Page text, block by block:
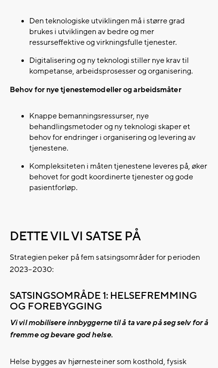
Den teknologiske utviklingen må i større grad
brukes i utviklingen av bedre og mer
ressurseffektive og virkningsfulle tjenester.​
Digitalisering og ny teknologi stiller nye krav til
kompetanse, arbeidsprosesser og organisering.​
Behov for nye tjenestemodeller og arbeidsmåter
Knappe bemanningsressurser, nye
behandlingsmetoder og ny teknologi skaper et
behov for endringer i organisering og levering av
tjenestene.​
Kompleksiteten i måten tjenestene leveres på, øker
behovet for godt koordinerte tjenester og gode
pasientforløp.
DETTE VIL VI SATSE PÅ
Strategien peker på fem satsingsområder for perioden
2023–2030:
SATSINGSOMRÅDE 1: HELSEFREMMING
OG FOREBYGGING
Vi vil mobilisere innbyggerne til å ta vare på seg selv for å
fremme og bevare god helse.
Helse bygges av hjørnesteiner som kosthold, fysisk